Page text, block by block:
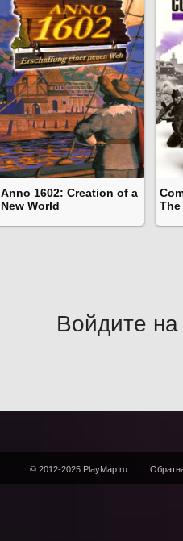
Anno 1602: Creation of a
New World
Войдите на
© 2012-2025 PlayMap.ru